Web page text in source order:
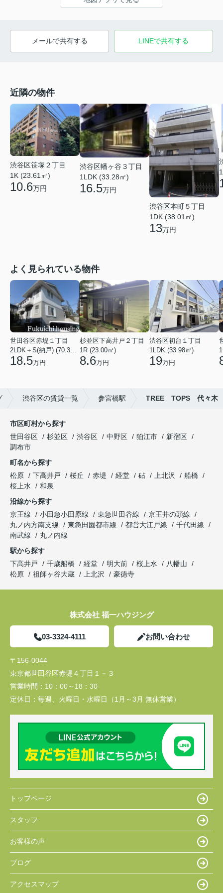
メールで共有する LINEで共有する
近隣の物件
渋谷区笹塚２丁目
1K (23.61㎡)
10.6万円
渋谷区幡ヶ谷３丁目
1LDK (33.28㎡)
16.5万円
渋谷区本町５丁目
1DK (38.01㎡)
13万円
よく見られている物件
世田谷区赤堤１丁目
18.5万円
杉並区下高井戸２丁目
1R (23.00㎡)
8.6万円
渋谷区初台１丁目
1LDK (33.98㎡)
19万円
渋谷区の賃貸一覧 参宮橋駅 TREE TOPS 代々木
市区町村から探す
世田谷区
杉並区 渋谷区 中野区 狛江市
新宿区
調布市
町名から探す
松原
下高井戸 桜丘 赤堤 経堂 砧 上北沢
船橋
桜上水
和泉
沿線から探す
京王線
小田急小田原線 東急世田谷線
京王井の頭線
丸ノ内方南支線
東急田園都市線 都営大江戸線
千代田線
南武線
丸ノ内線
駅から探す
下高井戸
千歳船橋 経堂 明大前 桜上水
八幡山
松原
祖師ヶ谷大蔵 上北沢 豪徳寺
株式会社 福一ハウジング
03-3324-4111 お問い合わせ
〒156-0044
東京都世田谷区赤堤４丁目１－３
営業時間： 10：00～18：30
定休日： 毎週、火曜日・水曜日（1月～3月 無休営業）
トップページ
スタッフ
お客様の声
ブログ
アクセスマップ